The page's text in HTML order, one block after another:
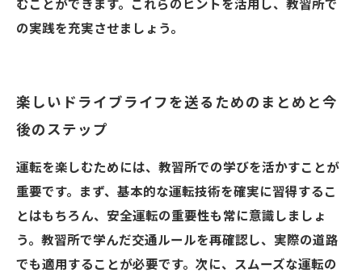
むことができます。これらのヒントを活用し、教習所で
の実践を充実させましょう。
楽しいドライブライフを送るためのまとめと今
後のステップ
運転を楽しむためには、教習所での学びを活かすことが
重要です。まず、基本的な運転技術を確実に習得するこ
とはもちろん、安全運転の重要性も常に意識しましょ
う。教習所で学んだ交通ルールを再確認し、実際の道路
でも適用することが必要です。次に、スムーズな運転の